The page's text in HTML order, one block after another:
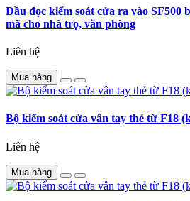
Đầu đọc kiểm soát cửa ra vào SF500
mã cho nhà trọ, văn phòng
Liên hệ
Mua hàng
Bộ kiểm soát cửa vân tay thẻ từ F18
Liên hệ
Mua hàng